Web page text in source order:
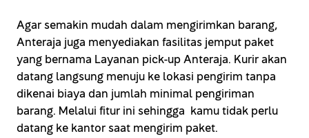
Agar semakin mudah dalam mengirimkan barang,
Anteraja juga menyediakan fasilitas jemput paket
yang bernama Layanan pick-up Anteraja. Kurir akan
datang langsung menuju ke lokasi pengirim tanpa
dikenai biaya dan jumlah minimal pengiriman
barang. Melalui fitur ini sehingga kamu tidak perlu
datang ke kantor saat mengirim paket.